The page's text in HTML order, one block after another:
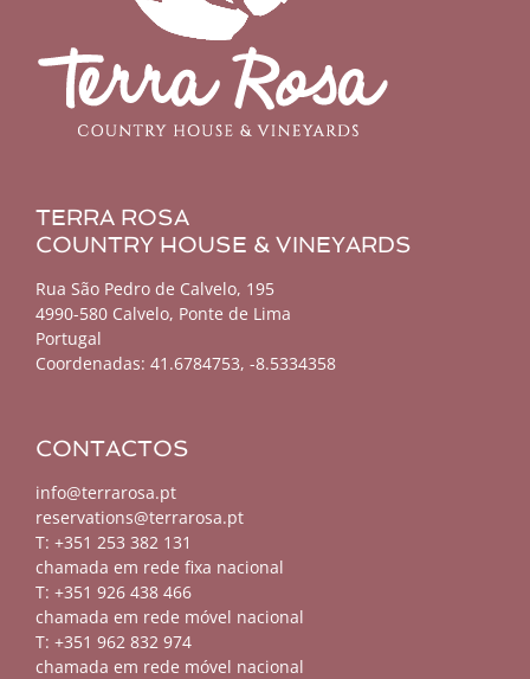
TERRA ROSA
COUNTRY HOUSE & VINEYARDS
Rua São Pedro de Calvelo, 195
4990-580 Calvelo, Ponte de Lima
Portugal
Coordenadas: 41.6784753, -8.5334358
CONTACTOS
info@terrarosa.pt
reservations@terrarosa.pt
T: +351 253 382 131
chamada em rede fixa nacional
T: +351 926 438 466
chamada em rede móvel nacional
T: +351 962 832 974
chamada em rede móvel nacional